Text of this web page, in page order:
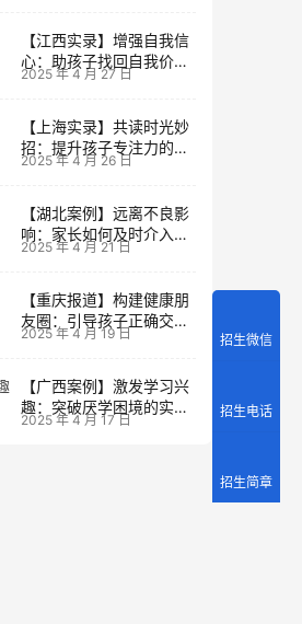
【江西实录】增强自我信
心：助孩子找回自我价值
的策略
2025 年 4 月 27 日
【上海实录】共读时光妙
招：提升孩子专注力的阅
读策略
2025 年 4 月 26 日
【湖北案例】远离不良影
响：家长如何及时介入调
整方向
2025 年 4 月 21 日
【重庆报道】构建健康朋
友圈：引导孩子正确交友
的实践经验
2025 年 4 月 19 日
【广西案例】激发学习兴
趣：突破厌学困境的实战
经验
2025 年 4 月 17 日
招生微信
招生电话
招生简章